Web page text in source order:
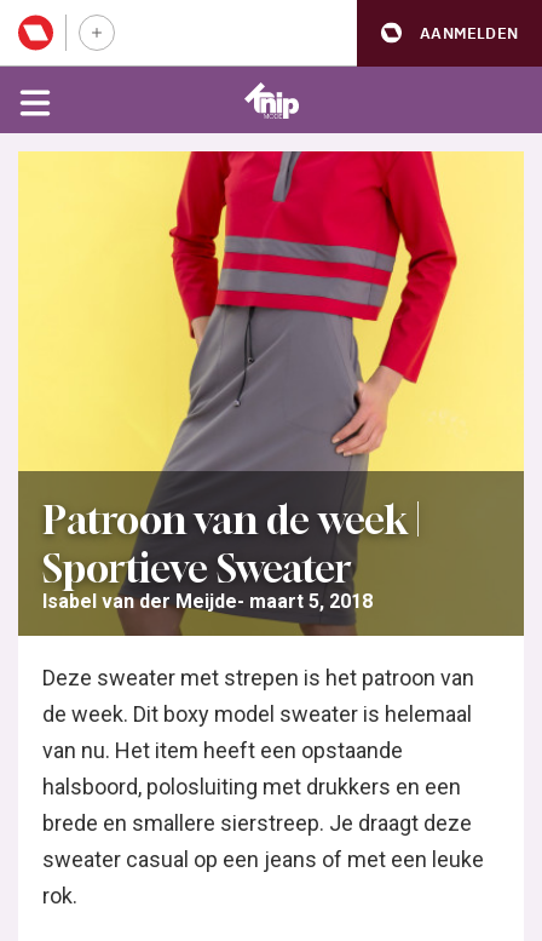
AANMELDEN
Patroon van de week |
Sportieve Sweater
Isabel van der Meijde maart 5, 2018
Deze sweater met strepen is het patroon van
de week. Dit boxy model sweater is helemaal
van nu. Het item heeft een opstaande
halsboord, polosluiting met drukkers en een
brede en smallere sierstreep. Je draagt deze
sweater casual op een jeans of met een leuke
rok.